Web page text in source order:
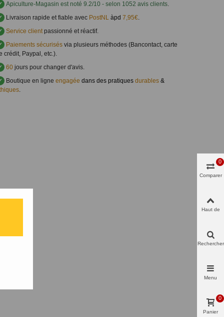
Apiculture-Magasin est noté 9.2/10 - selon 1052 avis clients.
Livraison rapide et fiable avecPostNL àpd 7,95€.
Service clientpassionné et réactif.
Paiements sécurisésvia plusieurs méthodes (Bancontact, carte
crédit, Paypal, etc.).
60jours pour changer d'avis.
Boutique en ligne engagée dans des pratiques durables&
.
Comparer
0
Haut de
Rechercher
Menu
Panier
0